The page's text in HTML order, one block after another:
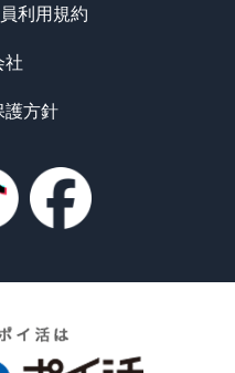
利用規約
社
護方針